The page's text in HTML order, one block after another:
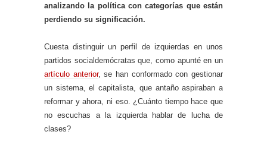
analizando la política con categorías que están
perdiendo su significación.
Cuesta distinguir un perfil de izquierdas en unos
partidos socialdemócratas que, como apunté en un
artículo anterior, se han conformado con gestionar
un sistema, el capitalista, que antaño aspiraban a
reformar y ahora, ni eso. ¿Cuánto tiempo hace que
no escuchas a la izquierda hablar de lucha de
clases?